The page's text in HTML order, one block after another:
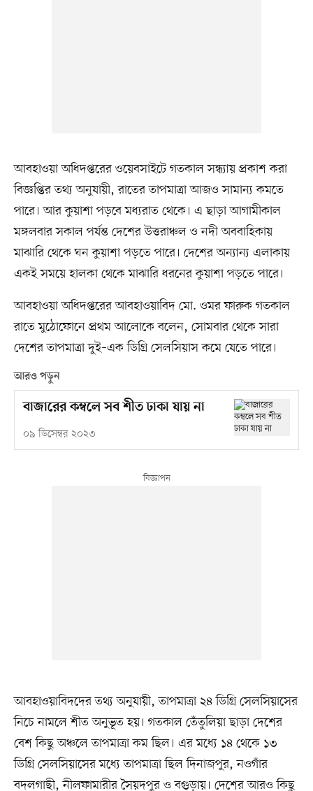
আবহাওয়া অধিদপ্তরের ওয়েবসাইটে গতকাল সন্ধ্যায় প্রকাশ করা
বিজ্ঞপ্তির তথ্য অনুযায়ী, রাতের তাপমাত্রা আজও সামান্য কমতে
পারে। আর কুয়াশা পড়বে মধ্যরাত থেকে। এ ছাড়া আগামীকাল
মঙ্গলবার সকাল পর্যন্ত দেশের উত্তরাঞ্চল ও নদী অববাহিকায়
মাঝারি থেকে ঘন কুয়াশা পড়তে পারে। দেশের অন্যান্য এলাকায়
একই সময়ে হালকা থেকে মাঝারি ধরনের কুয়াশা পড়তে পারে।
আবহাওয়া অধিদপ্তরের আবহাওয়াবিদ মো. ওমর ফারুক গতকাল
রাতে মুঠোফোনে প্রথম আলোকে বলেন, সোমবার থেকে সারা
দেশের তাপমাত্রা দুই–এক ডিগ্রি সেলসিয়াস কমে যেতে পারে।
আরও পড়ুন
বাজারের কম্বলে সব শীত ঢাকা যায় না
০৯ ডিসেম্বর ২০২৩
আবহাওয়াবিদদের তথ্য অনুযায়ী, তাপমাত্রা ২৪ ডিগ্রি সেলসিয়াসের
নিচে নামলে শীত অনুভূত হয়। গতকাল তেঁতুলিয়া ছাড়া দেশের
বেশ কিছু অঞ্চলে তাপমাত্রা কম ছিল। এর মধ্যে ১৪ থেকে ১৩
ডিগ্রি সেলসিয়াসের মধ্যে তাপমাত্রা ছিল দিনাজপুর, নওগাঁর
বদলগাছী, নীলফামারীর সৈয়দপুর ও বগুড়ায়। দেশের আরও কিছু